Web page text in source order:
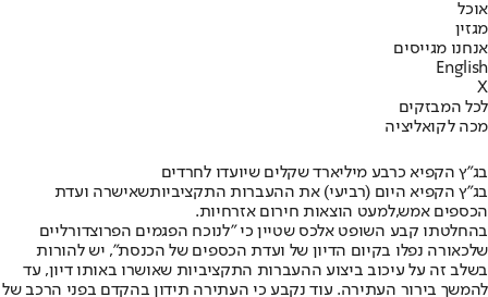
אוכל
מגזין
אנחנו מגייסים
English
X
לכל המבזקים
מכה לקואליציה
בג"ץ הקפיא כרבע מיליארד שקלים שיועדו לחרדים
בג”ץ הקפיא היום (רביעי) את ההעברות התקציביותשאישרה ועדת
הכספים אמש,למעט הוצאות חירום אזרחיות.
בהחלטתו קבע השופט אלכס שטיין כי "לנוכח הפגמים הפרוצדורליים
שלכאורה נפלו בקיום הדיון של ועדת הכספים של הכנסת", יש להורות
בשלב זה על עיכוב ביצוע ההעברות התקציביות שאושרו באותו דיון, עד
להמשך בירור העתירה. עוד נקבע כי העתירה תידון בהקדם בפני הרכב של